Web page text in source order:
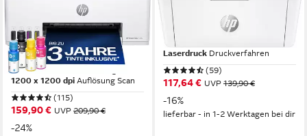
Smart Tank 5105 All-in-One-
Drucker
Multifunktionsdrucker
1200 x 1200 dpi Auflösung s/w Druck
4800 x 1200 dpi
1200 x 1200 dpi Auflösung Scan
(115)
159,90 € UVP 209,90 €
-24%
LaserJet M110w Schwarz-
Weiß Laserdrucker
600 x 600 dpi
Auflösung s/w Druck
Laserdruck Druckverfahren
(59)
117,64 € UVP 139,90 €
-16%
lieferbar - in 1-2 Werktagen bei dir